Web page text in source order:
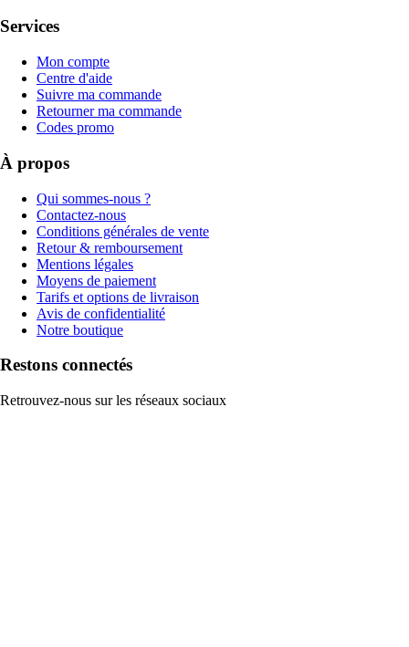
Services
Mon compte
Centre d'aide
Suivre ma commande
Retourner ma commande
Codes promo
À propos
Qui sommes-nous ?
Contactez-nous
Conditions générales de vente
Retour & remboursement
Mentions légales
Moyens de paiement
Tarifs et options de livraison
Avis de confidentialité
Notre boutique
Restons connectés
Retrouvez-nous sur les réseaux sociaux